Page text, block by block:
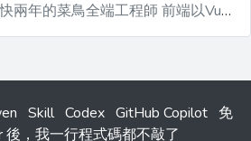
哈囉 大家好 我是轉職快兩年的菜鳥全端工程師 前端以Vue 後端以SpringBoot 目前在接案公司努力練功中 歡迎跟大家互相交流
Skill Codex GitHub Copilot 免
後，我一行程式碼都不敲了